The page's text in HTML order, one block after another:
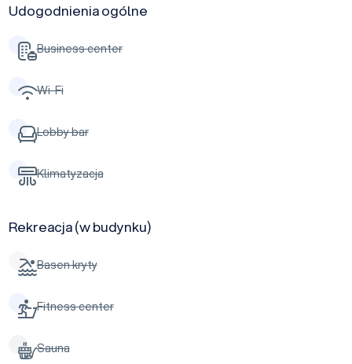
Udogodnienia ogólne
Business center
Wi-Fi
Lobby bar
Klimatyzacja
Rekreacja (w budynku)
Basen kryty
Fitness center
Sauna